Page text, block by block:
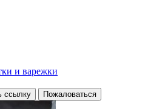
и варежки
ссылку Пожаловаться